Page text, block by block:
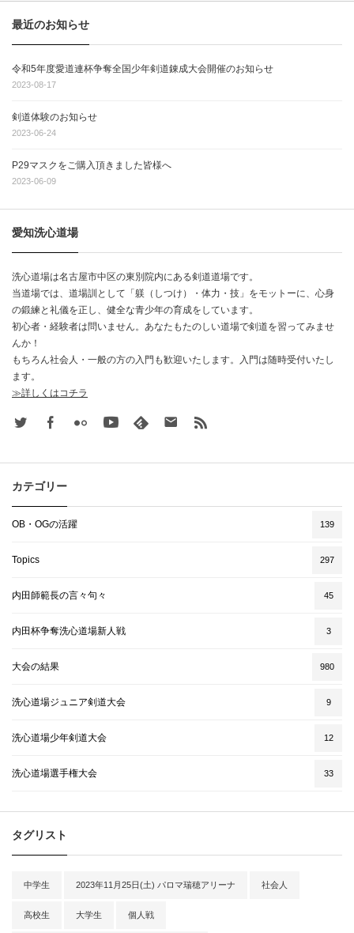
最近のお知らせ
令和5年度愛道連杯争奪全国少年剣道錬成大会開催のお知らせ
2023-08-17
剣道体験のお知らせ
2023-06-24
P29マスクをご購入頂きました皆様へ
2023-06-09
愛知洗心道場
洗心道場は名古屋市中区の東別院内にある剣道道場です。
当道場では、道場訓として「躾（しつけ）・体力・技」をモットーに、心身
の鍛練と礼儀を正し、健全な青少年の育成をしています。
初心者・経験者は問いません。あなたもたのしい道場で剣道を習ってみませ
んか！
もちろん社会人・一般の方の入門も歓迎いたします。入門は随時受付いたし
ます。
≫詳しくはコチラ
Twitter FacebookFlickr Youtube feedly Contact
カテゴリー
OB・OGの活躍 139
Topics 297
内田師範長の言々句々 45
内田杯争奪洗心道場新人戦 3
大会の結果 980
洗心道場ジュニア剣道大会 9
洗心道場少年剣道大会 12
洗心道場選手権大会 33
タグリスト
中学生 2023年11月25日(土) パロマ瑞穂アリーナ 社会人
高校生 大学生 個人戦